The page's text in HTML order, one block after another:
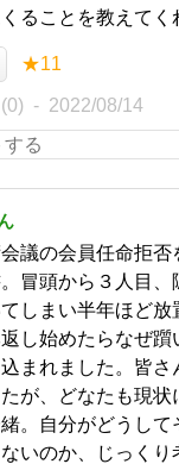
ることを教えてく
★11
2022/08/14
議の会員任命拒
冒頭から３人目、
しまい半年ほど放
し始めたらなぜ躓
まれました。皆さ
が、どなたも現状
。自分がどうして
いのか、じっくり